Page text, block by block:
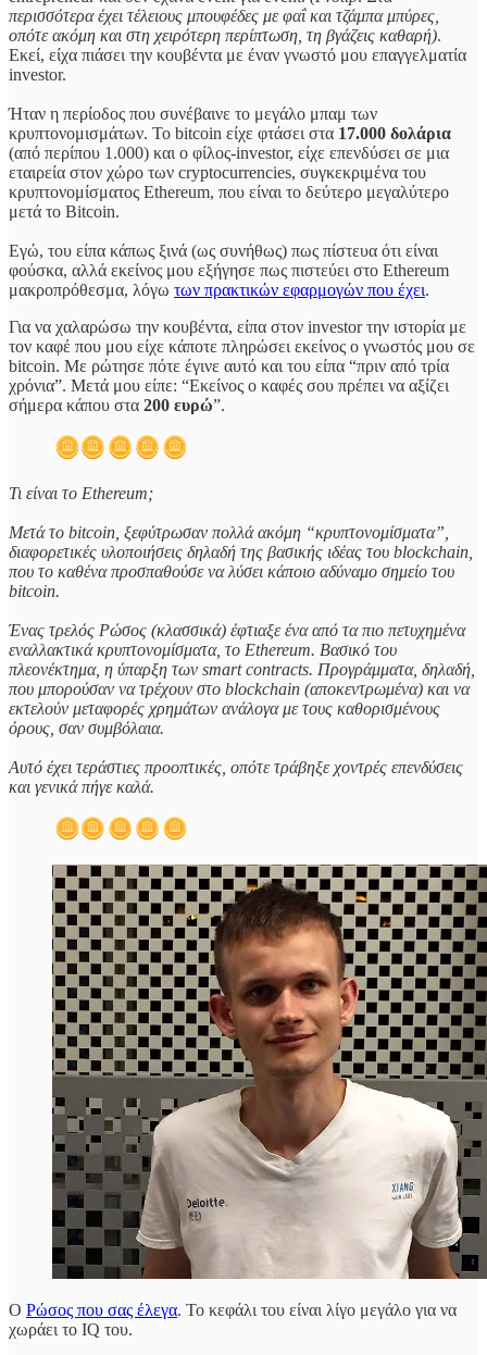
περισσότερα έχει τέλειους μπουφέδες με φαΐ και τζάμπα μπύρες,
οπότε ακόμη και στη χειρότερη περίπτωση, τη βγάζεις καθαρή).
Εκεί, είχα πιάσει την κουβέντα με έναν γνωστό μου επαγγελματία
investor.
Ήταν η περίοδος που συνέβαινε το μεγάλο μπαμ των
κρυπτονομισμάτων. Το bitcoin είχε φτάσει στα 17.000 δολάρια
(από περίπου 1.000) και ο φίλος-investor, είχε επενδύσει σε μια
εταιρεία στον χώρο των cryptocurrencies, συγκεκριμένα του
κρυπτονομίσματος Ethereum, που είναι το δεύτερο μεγαλύτερο
μετά το Bitcoin.
Εγώ, του είπα κάπως ξινά (ως συνήθως) πως πίστευα ότι είναι
φούσκα, αλλά εκείνος μου εξήγησε πως πιστεύει στο Ethereum
μακροπρόθεσμα, λόγω των πρακτικών εφαρμογών που έχει.
Για να χαλαρώσω την κουβέντα, είπα στον investor την ιστορία με
τον καφέ που μου είχε κάποτε πληρώσει εκείνος ο γνωστός μου σε
bitcoin. Με ρώτησε πότε έγινε αυτό και του είπα “πριν από τρία
χρόνια”. Μετά μου είπε: “Εκείνος ο καφές σου πρέπει να αξίζει
σήμερα κάπου στα 200 ευρώ”.
Τι είναι το Ethereum;
Μετά το bitcoin, ξεφύτρωσαν πολλά ακόμη “κρυπτονομίσματα”,
διαφορετικές υλοποιήσεις δηλαδή της βασικής ιδέας του blockchain,
που το καθένα προσπαθούσε να λύσει κάποιο αδύναμο σημείο του
bitcoin.
Ένας τρελός Ρώσος (κλασσικά) έφτιαξε ένα από τα πιο πετυχημένα
εναλλακτικά κρυπτονομίσματα, το Ethereum. Βασικό του
πλεονέκτημα, η ύπαρξη των smart contracts. Προγράμματα, δηλαδή,
που μπορούσαν να τρέχουν στο blockchain (αποκεντρωμένα) και να
εκτελούν μεταφορές χρημάτων ανάλογα με τους καθορισμένους
όρους, σαν συμβόλαια.
Αυτό έχει τεράστιες προοπτικές, οπότε τράβηξε χοντρές επενδύσεις
και γενικά πήγε καλά.
Ο Ρώσος που σας έλεγα. Το κεφάλι του είναι λίγο μεγάλο για να
χωράει το IQ του.